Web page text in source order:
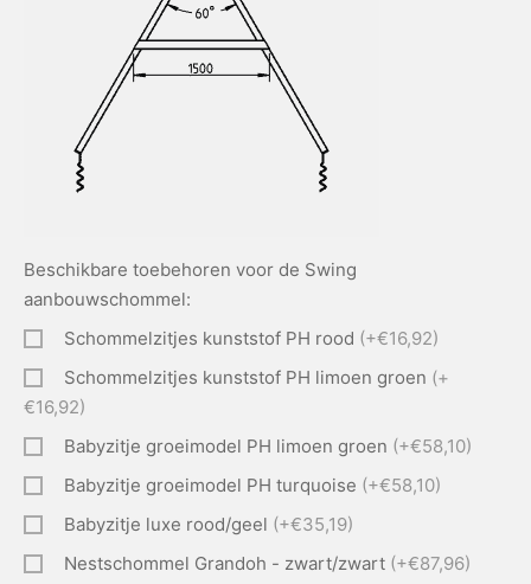
Beschikbare toebehoren voor de Swing
aanbouwschommel:
Schommelzitjes kunststof PH rood (+€16,92)
Schommelzitjes kunststof PH limoen groen (+
€16,92)
Babyzitje groeimodel PH limoen groen (+€58,10)
Babyzitje groeimodel PH turquoise (+€58,10)
Babyzitje luxe rood/geel (+€35,19)
Nestschommel Grandoh - zwart/zwart (+€87,96)